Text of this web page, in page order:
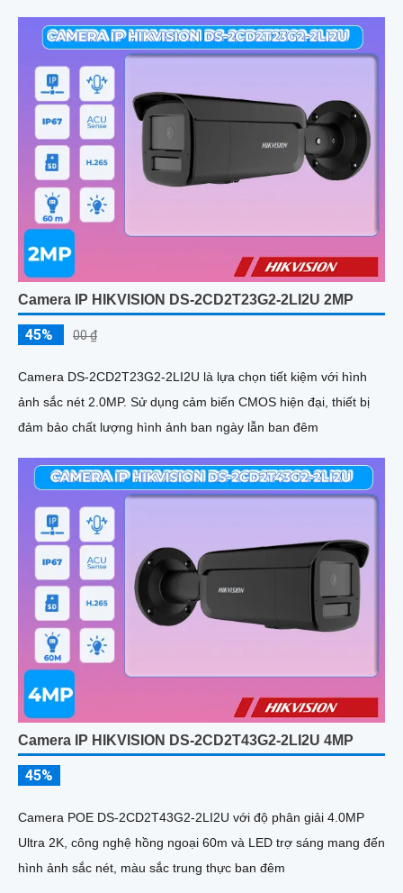
Camera IP HIKVISION DS-2CD2T23G2-2LI2U 2MP
45% 00 ₫
Camera DS-2CD2T23G2-2LI2U là lựa chọn tiết kiệm với hình
ảnh sắc nét 2.0MP. Sử dụng cảm biến CMOS hiện đại, thiết bị
đảm bảo chất lượng hình ảnh ban ngày lẫn ban đêm
Camera IP HIKVISION DS-2CD2T43G2-2LI2U 4MP
45%
Camera POE DS-2CD2T43G2-2LI2U với độ phân giải 4.0MP
Ultra 2K, công nghệ hồng ngoại 60m và LED trợ sáng mang đến
hình ảnh sắc nét, màu sắc trung thực ban đêm